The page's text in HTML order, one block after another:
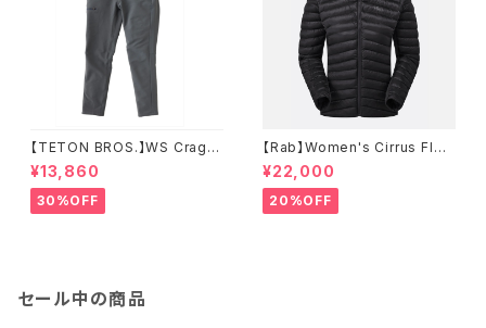
【TETON BROS.】WS Crag P
ant
¥13,860
30%OFF
【Rab】Women's Cirrus Flex
Hoody
¥22,000
20%OFF
セール中の商品